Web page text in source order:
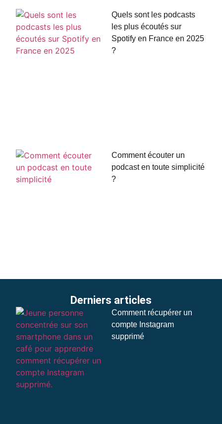
Quels sont les podcasts
les plus écoutés sur
Spotify en France en 2025
?
Comment écouter un
podcast en toute simplicité
?
Derniers articles
Comment récupérer un
compte Instagram
supprimé